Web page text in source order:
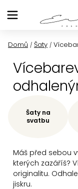
na
Domů / Šaty /
Máš před sebou
kterých zazáříš?
originalitu.
jiskru.
Šaty na
svatbu